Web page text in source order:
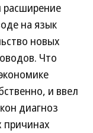
расширение
на язык
новых
Что
и ввел
диагноз
причинах